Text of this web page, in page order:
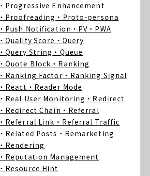
・Progressive Enhancement
・Proofreading ・Proto-persona
・Push Notification ・PV ・PWA
・Quality Score ・Query
・Query String ・Queue
・Quote Block ・Ranking
・Ranking Factor ・Ranking Signal
・React ・Reader Mode
・Real User Monitoring ・Redirect
・Redirect Chain ・Referral
・Referral Link ・Referral Traffic
・Related Posts ・Remarketing
・Rendering
・Reputation Management
・Resource Hint